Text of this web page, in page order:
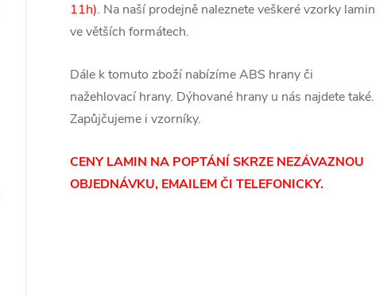
11h). Na naší prodejně naleznete veškeré vzorky lamin
ve větších formátech.
Dále k tomuto zboží nabízíme ABS hrany či
nažehlovací hrany. Dýhované hrany u nás najdete také.
Zapůjčujeme i vzorníky.
CENY LAMIN NA POPTÁNÍ SKRZE NEZÁVAZNOU
OBJEDNÁVKU, EMAILEM ČI TELEFONICKY.